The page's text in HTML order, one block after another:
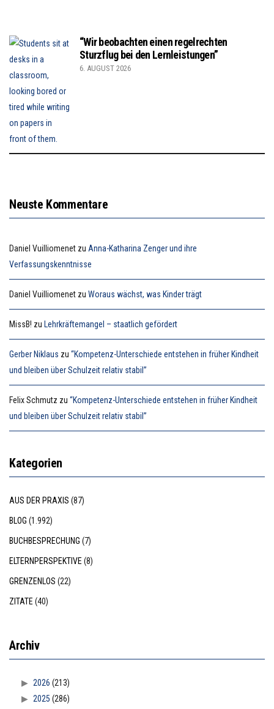
“Wir beobachten einen regelrechten
Sturzflug bei den Lernleistungen”
6. AUGUST 2026
Neuste Kommentare
Daniel Vuilliomenet zu Anna-Katharina Zenger und ihre
Verfassungskenntnisse
Daniel Vuilliomenet zu Woraus wächst, was Kinder trägt
MissB! zu Lehrkräftemangel – staatlich gefördert
Gerber Niklaus zu “Kompetenz-Unterschiede entstehen in früher Kindheit
und bleiben über Schulzeit relativ stabil”
Felix Schmutz zu “Kompetenz-Unterschiede entstehen in früher Kindheit
und bleiben über Schulzeit relativ stabil”
Kategorien
AUS DER PRAXIS (87)
BLOG (1.992)
BUCHBESPRECHUNG (7)
ELTERNPERSPEKTIVE (8)
GRENZENLOS (22)
ZITATE (40)
Archiv
2026 (213)
2025 (286)